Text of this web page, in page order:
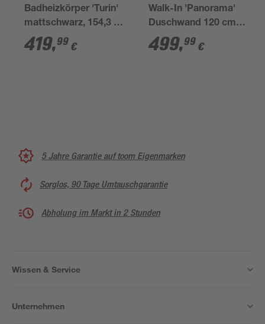
Badheizkörper 'Turin'
mattschwarz, 154,3 x
50,5 cm
419,99 €
Walk-In 'Panorama'
Duschwand 120 cm,
Chrom, Klarglas
inklusive
499,99 €
5 Jahre Garantie auf toom Eigenmarken
Sorglos, 90 Tage Umtauschgarantie
Abholung im Markt in 2 Stunden
Wissen & Service
Unternehmen